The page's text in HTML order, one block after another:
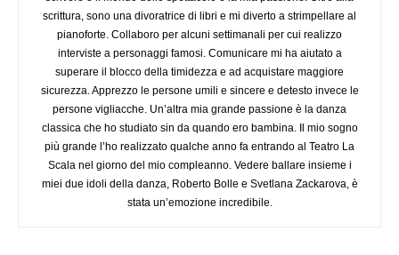
scrittura, sono una divoratrice di libri e mi diverto a strimpellare al
pianoforte. Collaboro per alcuni settimanali per cui realizzo
interviste a personaggi famosi. Comunicare mi ha aiutato a
superare il blocco della timidezza e ad acquistare maggiore
sicurezza. Apprezzo le persone umili e sincere e detesto invece le
persone vigliacche. Un’altra mia grande passione è la danza
classica che ho studiato sin da quando ero bambina. Il mio sogno
più grande l’ho realizzato qualche anno fa entrando al Teatro La
Scala nel giorno del mio compleanno. Vedere ballare insieme i
miei due idoli della danza, Roberto Bolle e Svetlana Zackarova, è
stata un’emozione incredibile.